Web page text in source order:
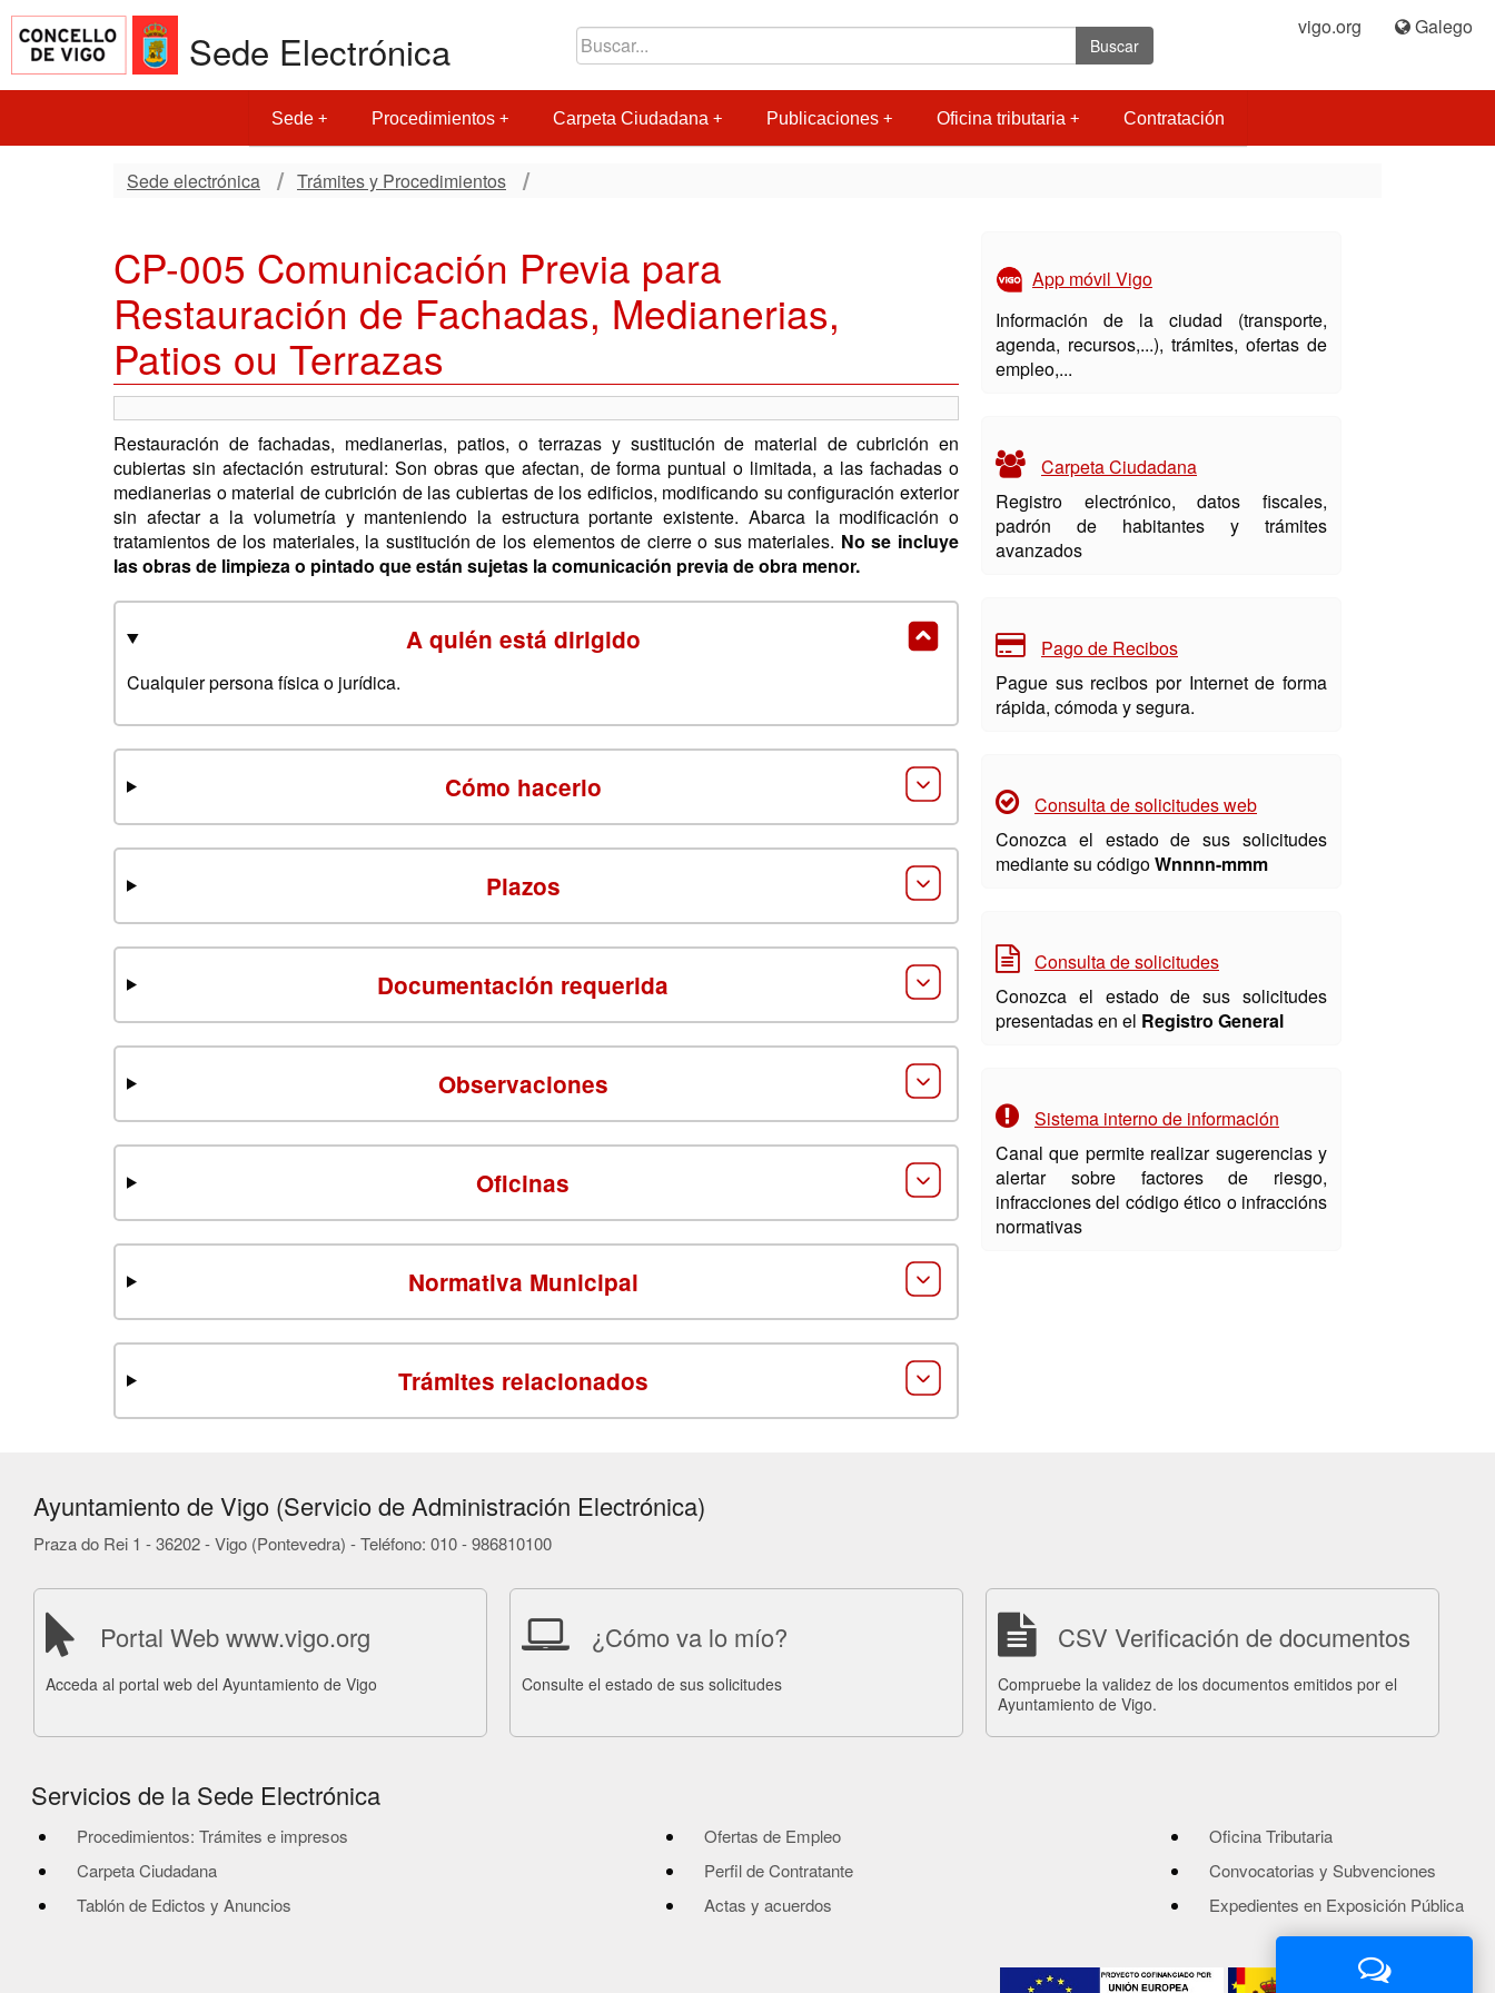
Sede Electrónica Buscar
vigo.org Galego
Sede Procedimientos Carpeta Ciudadana Publicaciones Oficina tributaria Contratación
Sede electrónica Trámites y Procedimientos
CP-005 Comunicación Previa para
Restauración de Fachadas, Medianerias,
Patios ou Terrazas
Restauración de fachadas, medianerias, patios, o terrazas y sustitución de material de cubrición en
cubiertas sin afectación estrutural: Son obras que afectan, de forma puntual o limitada, a las fachadas o
medianerias o material de cubrición de las cubiertas de los edificios, modificando su configuración exterior
sin afectar a la volumetría y manteniendo la estructura portante existente. Abarca la modificación o
tratamientos de los materiales, la sustitución de los elementos de cierre o sus materiales. No se incluye
las obras de limpieza o pintado que están sujetas la comunicación previa de obra menor.
A quién está dirigido
Cualquier persona física o jurídica.
Cómo hacerlo
Plazos
Documentación requerida
Observaciones
Oficinas
Normativa Municipal
Trámites relacionados
App móvil Vigo
Información de la ciudad (transporte,
agenda, recursos,...), trámites, ofertas de
empleo,...
Carpeta Ciudadana
Registro electrónico, datos fiscales,
padrón de habitantes y trámites
avanzados
Pago de Recibos
Pague sus recibos por Internet de forma
rápida, cómoda y segura.
Consulta de solicitudes web
Conozca el estado de sus solicitudes
mediante su códigoWnnnn-mmm
Consulta de solicitudes
Conozca el estado de sus solicitudes
presentadas en el Registro General
Sistema interno de información
Canal que permite realizar sugerencias y
alertar sobre factores de riesgo,
infracciones del código ético o infraccións
normativas
Ayuntamiento de Vigo (Servicio de Administración Electrónica)
Praza do Rei 1 - 36202 - Vigo (Pontevedra) - Teléfono: 010 - 986810100
Portal Web www.vigo.org
Acceda al portal web del Ayuntamiento de Vigo
¿Cómo va lo mío?
Consulte el estado de sus solicitudes
CSV Verificación de documentos
Compruebe la validez de los documentos emitidos por el
Ayuntamiento de Vigo.
Servicios de la Sede Electrónica
Procedimientos: Trámites e impresos
Carpeta Ciudadana
Tablón de Edictos y Anuncios
Ofertas de Empleo
Perfil de Contratante
Actas y acuerdos
Oficina Tributaria
Convocatorias y Subvenciones
Expedientes en Exposición Pública